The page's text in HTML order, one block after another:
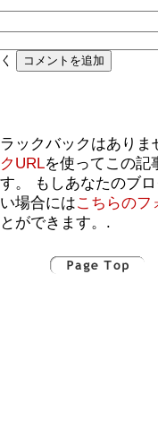
ックバックはありま
URLを使ってこの記
。 もしあなたのブ
場合にはこちらのフ
ができます。.